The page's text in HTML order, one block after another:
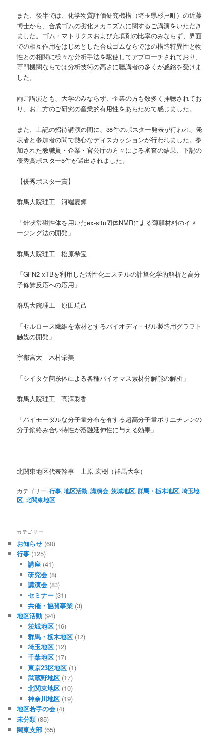
また、後半では、化学物質評価研究機構（埼玉県杉戸町）の近藤
博士から、合成ゴムの劣化メカニズムに関するご講演をいただき
ました。ゴム・マトリクスおよび充填剤の比率のみならず、界面
での相互作用をはじめとした合成ゴムならではの構造特異性と物
性との相関に様々な分析手法を駆使してアプローチされており、
専門機関ならでは分析技術の高さに聴講者の多くが感銘を受けま
した。
両ご講演とも、大学のみならず、企業の方も数多く拝聴されてお
り、お二方のご研究の産業的有用性をあらためて感じました。
また、上記の招待講演の間に、38件のポスター発表が行われ、発
表者と参加者の間で熱心なディスカッションが行われました。参
加された教職員・企業・官公庁の方々による審査の結果、下記の
優秀賞ポスター5件が選出されました。
【優秀ポスター賞】
群馬大院理工 河端夏輝
「針状常磁性体を用いたex-situ固体NMRによる薄膜材料のイメ
ージング法の開発」
群馬大院理工 松原希宝
「GFN2-xTBを利用した活性化エステルの計算化学的解析と高分
子修飾反応への応用」
群馬大院理工 原田瑞己
「セルロース繊維を素材とするバイオディ－ゼル製造用グラフト
触媒の開発」
宇都宮大 木村栄美
「シイタケ菌糸体による各種バイオマス素材分解能の解析」
群馬大院理工 髙澤彩香
「バイモーダルな分子量分布を有する超高分子量ポリエチレンの
分子鎖絡み合い特性が溶融延伸性に与える効果」
北関東地区代表幹事 上原 宏樹（群馬大学）
カテゴリー:行事,地区活動,講演会,茨城地区,群馬・栃木地区,埼玉地
区,北関東地区
カテゴリー
お知らせ (60)
行事 (125)
講座(41)
研究会(8)
講演会(83)
セミナー(31)
共催・協賛事業(3)
地区活動 (94)
茨城地区(16)
群馬・栃木地区(12)
埼玉地区(12)
千葉地区(17)
東京23区地区(1)
武蔵野地区(17)
北関東地区(10)
神奈川地区(19)
地区若手の会 (4)
未分類(85)
関東支部 (65)